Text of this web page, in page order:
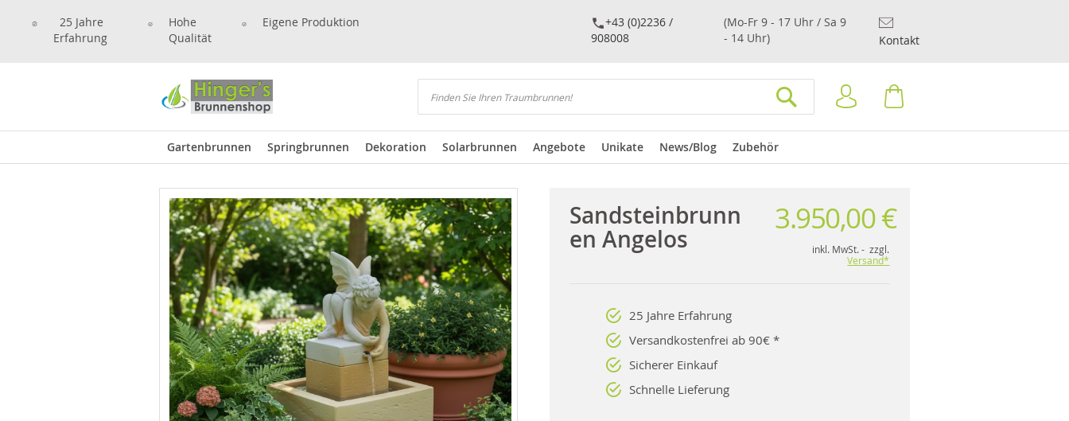
25 Jahre
Erfahrung
Hohe
Qualität
Eigene Produktion
+43 (0)2236 /
908008
(Mo-Fr 9 - 17 Uhr / Sa 9
- 14 Uhr)
Kontakt
Suchen
Anmelden
Gartenbrunnen Springbrunnen Dekoration Solarbrunnen Angebote Unikate News/Blog Zubehör
Sandsteinbrunn
en Angelos
3.950,00 €
inkl. MwSt. - zzgl.
Versand*
25 Jahre Erfahrung
Versandkostenfrei ab 90€ *
Sicherer Einkauf
Schnelle Lieferung